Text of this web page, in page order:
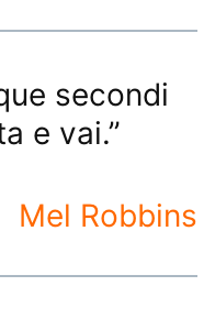
secondi
e vai.”
Mel Robbins